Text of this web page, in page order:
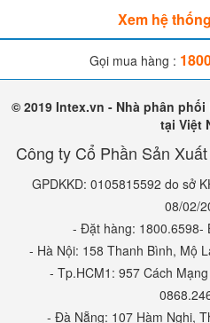
USB, Nút bấm nhạc, điều chỉnh
hát, kết nối Bluetooth....
Xem hệ
Gọi mua hàng :
© 2019 Intex.vn - Nhà phân
tại Việt
Công ty Cổ Phần Sản
GPDKKD: 0105815592 do sở
08/02/
- Đặt hàng: 1800.6598-
- Hà Nội: 158 Thanh Bình, Mộ
- Tp.HCM1: 957 Cách
- Đà Nẵng: 107 Hàm Nghi,